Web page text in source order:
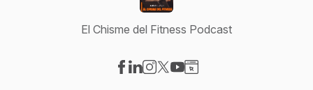
El Chisme del Fitness Podcast